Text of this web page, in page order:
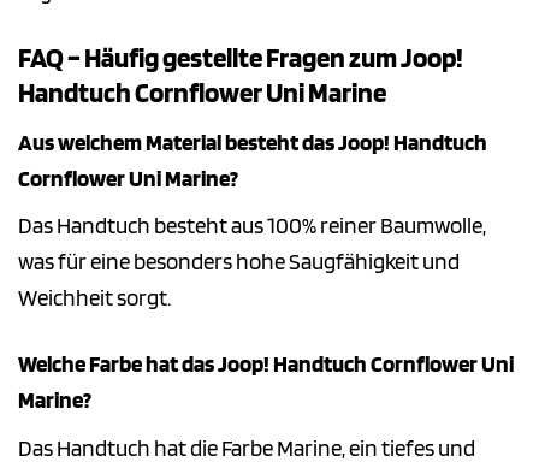
FAQ – Häufig gestellte Fragen zum Joop!
Handtuch Cornflower Uni Marine
Aus welchem Material besteht das Joop! Handtuch
Cornflower Uni Marine?
Das Handtuch besteht aus 100% reiner Baumwolle,
was für eine besonders hohe Saugfähigkeit und
Weichheit sorgt.
Welche Farbe hat das Joop! Handtuch Cornflower Uni
Marine?
Das Handtuch hat die Farbe Marine, ein tiefes und